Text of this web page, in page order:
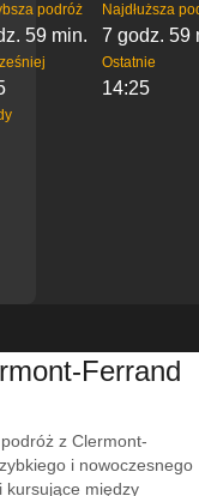
podróż
59 min.
Najdłuższa
7 godz. 59
Ostatnie
14:25
Ferrand
z Clermont-
i nowoczesnego
kursujące między